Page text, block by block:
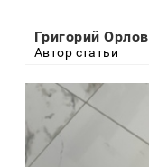
Григорий Орлов
Автор статьи